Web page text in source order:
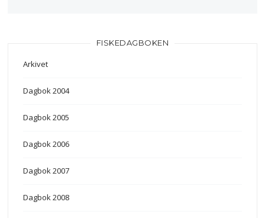
FISKEDAGBOKEN
Arkivet
Dagbok 2004
Dagbok 2005
Dagbok 2006
Dagbok 2007
Dagbok 2008